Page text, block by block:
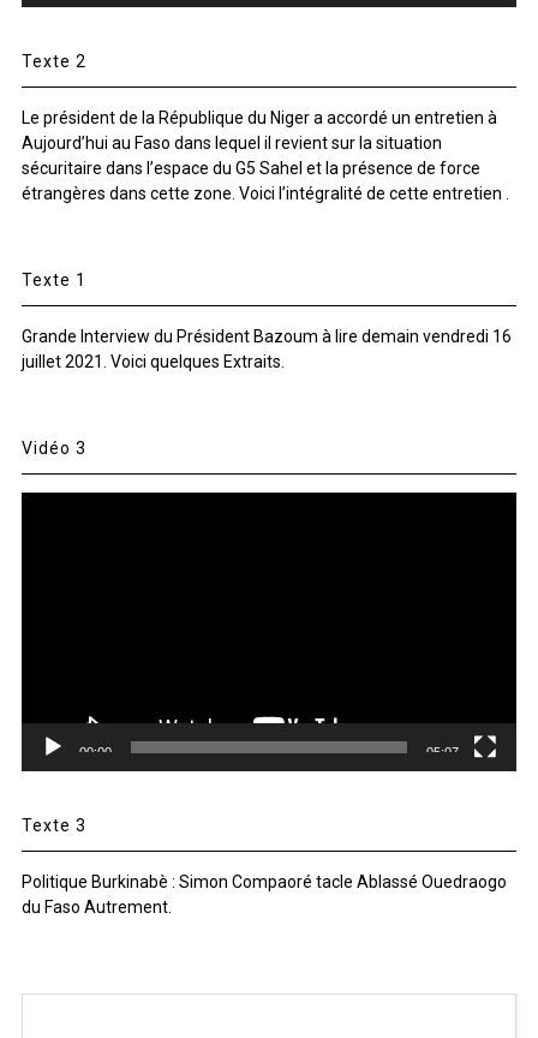
Texte 2
Le président de la République du Niger a accordé un entretien à
Aujourd’hui au Faso dans lequel il revient sur la situation
sécuritaire dans l’espace du G5 Sahel et la présence de force
étrangères dans cette zone. Voici l’intégralité de cette entretien .
Texte 1
Grande Interview du Président Bazoum à lire demain vendredi 16
juillet 2021. Voici quelques Extraits.
Vidéo 3
00:00 05:07
Texte 3
Politique Burkinabè : Simon Compaoré tacle Ablassé Ouedraogo
du Faso Autrement.